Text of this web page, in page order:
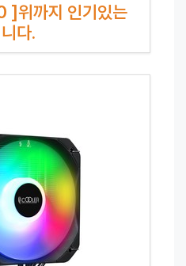
]위까지 인기있는
다.